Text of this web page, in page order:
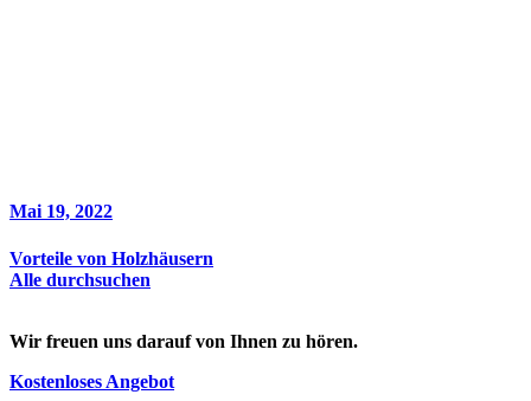
Mai 19, 2022
Vorteile von Holzhäusern
Alle durchsuchen
Wir freuen uns darauf von Ihnen zu hören.
Kostenloses Angebot